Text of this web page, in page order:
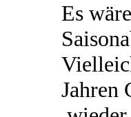
Es
Jahren